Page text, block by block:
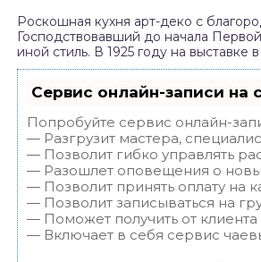
Роскошная кухня арт-деко с
Господствовавший до начала
иной стиль. В 1925 году на
Сервис онлайн-записи на
Попробуйте сервис онлайн-
— Разгрузит мастера,
— Позволит гибко управлять
— Разошлет оповещения о
— Позволит принять оплату на
— Позволит записываться на
— Поможет получить от
— Включает в себя сервис